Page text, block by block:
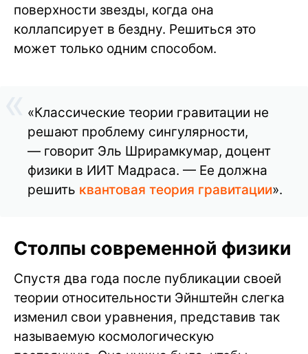
поверхности звезды, когда она
коллапсирует в бездну. Решиться это
может только одним способом.
«Классические теории гравитации не
решают проблему сингулярности,
— говорит Эль Шрирамкумар, доцент
физики в ИИТ Мадраса. — Ее должна
решить квантовая теория гравитации».
Столпы современной физики
Спустя два года после публикации своей
теории относительности Эйнштейн слегка
изменил свои уравнения, представив так
называемую космологическую